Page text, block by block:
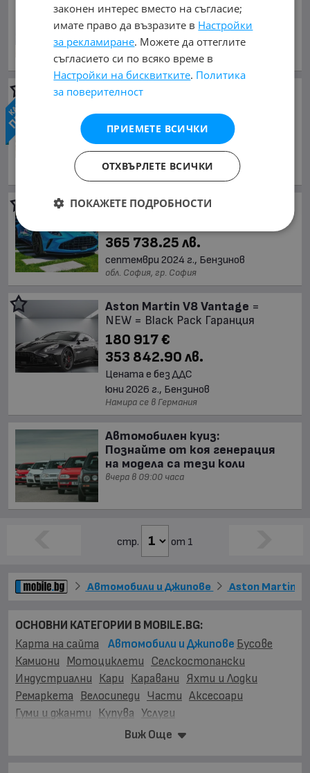
125 000 €
244 478.75 лв.
декември 2019 г., Бензинов
обл. Перник, с. Кладница
Aston Martin V8 Vantage
150 000 €
293 374.50 лв.
април 2018 г., Бензинов
обл. София, гр. София
Aston Martin V8 Vantage
365 738.25 лв.
септември 2024 г., Бензинов
обл. София, гр. София
Aston Martin V8 Vantage =
NEW = Black Pack Гаранция
180 917 €
353 842.90 лв.
Цената е без ДДС
юни 2026 г., Бензинов
Намира се в Германия
Автомобилен куиз:
Познайте от коя генерация
на модела са тези коли
вчера в 09:00 часа
стр. от 1
Автомобили и Джипове Aston Martin
Виж Още
ОСНОВНИ КАТЕГОРИИ В MOBILE.BG:
Карта на сайта
Автомобили и Джипове Бусове
Камиони Мотоциклети Селскостопански
Индустриални Кари Каравани Яхти и Лодки
Ремаркета Велосипеди Части Аксесоари
Гуми и джанти
Купува Услуги
законен интерес вместо на съгласие;
имате право да възразите в Настройки
за рекламиране. Можете да оттеглите
съгласието си по всяко време в
Настройки на бисквитките. Политика
за поверителност
ПРИЕМЕТЕ ВСИЧКИ
ОТХВЪРЛЕТЕ ВСИЧКИ
ПОКАЖЕТЕ ПОДРОБНОСТИ